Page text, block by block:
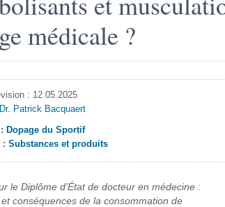
médicale ?
: 12.05.2025
Dr. Patrick Bacquaert
Dopage du Sportif
: Substances et produits
le Diplôme d’État de docteur en médecine :
conséquences de la consommation de